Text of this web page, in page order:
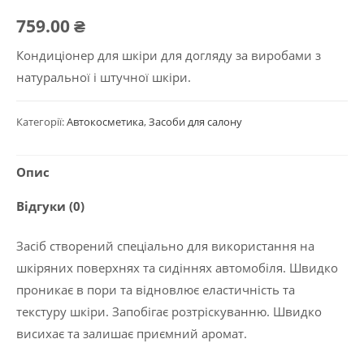
759.00₴
Кондиціонер для шкіри для догляду за виробами з
натуральної і штучної шкіри.
Категорії:Автокосметика,Засоби для салону
Опис
Відгуки (0)
Засіб створений спеціально для використання на
шкіряних поверхнях та сидіннях автомобіля. Швидко
проникає в пори та відновлює еластичність та
текстуру шкіри. Запобігає розтріскуванню. Швидко
висихає та залишає приємний аромат.